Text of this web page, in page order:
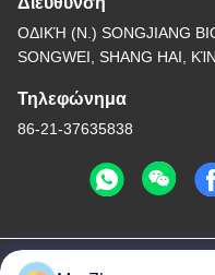
ΟΔΙΚΉ (Ν.) SONGJIANG
SONGWEI, SHANG HAI,
Τηλεφώνημα
86-21-37635838